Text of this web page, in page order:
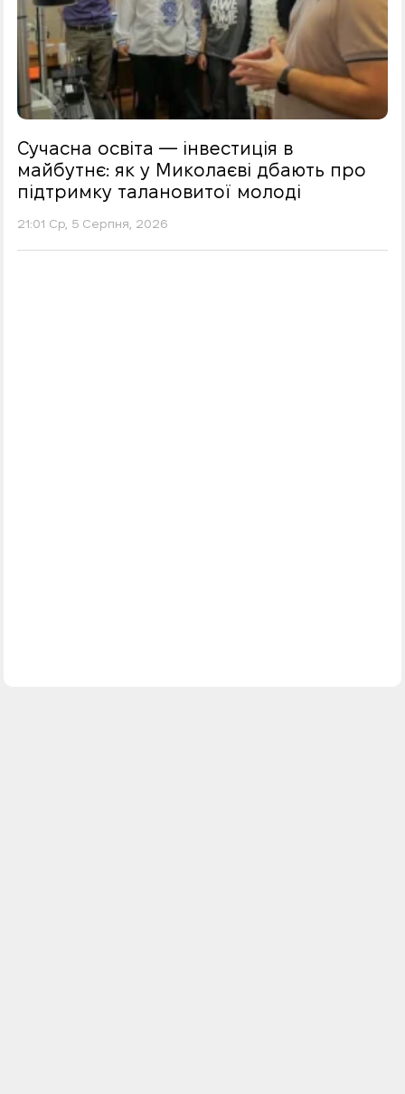
Сучасна освіта — інвестиція в
майбутнє: як у Миколаєві дбають про
підтримку талановитої молоді
21:01 Ср, 5 Серпня, 2026